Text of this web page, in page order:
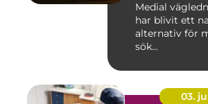
Medial
har blivit ett
alternativ för
sök...
03.